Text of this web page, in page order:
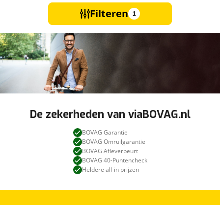
Filteren 1
De zekerheden van viaBOVAG.nl
BOVAG Garantie
BOVAG Omruilgarantie
BOVAG Afleverbeurt
BOVAG 40-Puntencheck
Heldere all-in prijzen